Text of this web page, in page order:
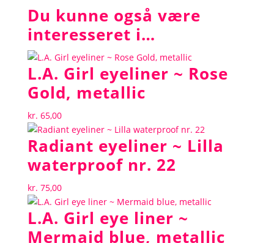
Du kunne også være
interesseret i…
L.A. Girl eyeliner ~ Rose
Gold, metallic
kr. 65,00
Radiant eyeliner ~ Lilla
waterproof nr. 22
kr. 75,00
L.A. Girl eye liner ~
Mermaid blue, metallic